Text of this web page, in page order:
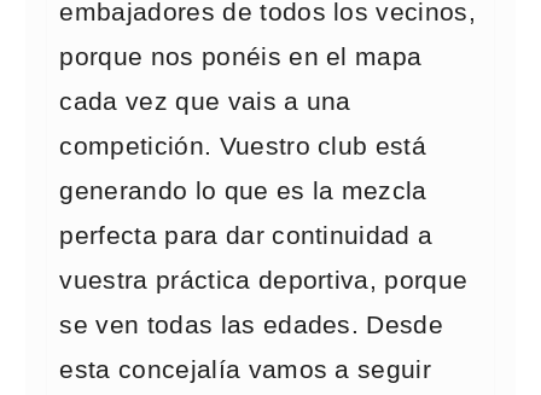
embajadores de todos los vecinos,
porque nos ponéis en el mapa
cada vez que vais a una
competición. Vuestro club está
generando lo que es la mezcla
perfecta para dar continuidad a
vuestra práctica deportiva, porque
se ven todas las edades. Desde
esta concejalía vamos a seguir